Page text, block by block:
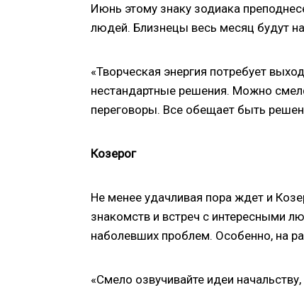
Июнь этому знаку зодиака
людей. Близнецы весь месяц будут
«Творческая энергия потребует
нестандартные решения. Можно
переговоры. Все обещает быть
Козерог
Не менее удачливая пора ждет и
знакомств и встреч с интересными
наболевших проблем. Особенно, на
«Смело озвучивайте идеи